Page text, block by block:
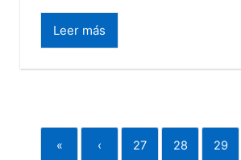
Leer más
« ‹ 27 28 29